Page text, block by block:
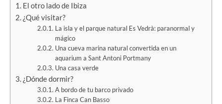
El otro lado de Ibiza
¿Qué visitar?
La isla y el parque natural Es Vedrà: paranormal y
mágico
Una cueva marina natural convertida en un
aquarium a Sant Antoni Portmany
Una casa verde
¿Dónde dormir?
A bordo de tu barco privado
La Finca Can Basso